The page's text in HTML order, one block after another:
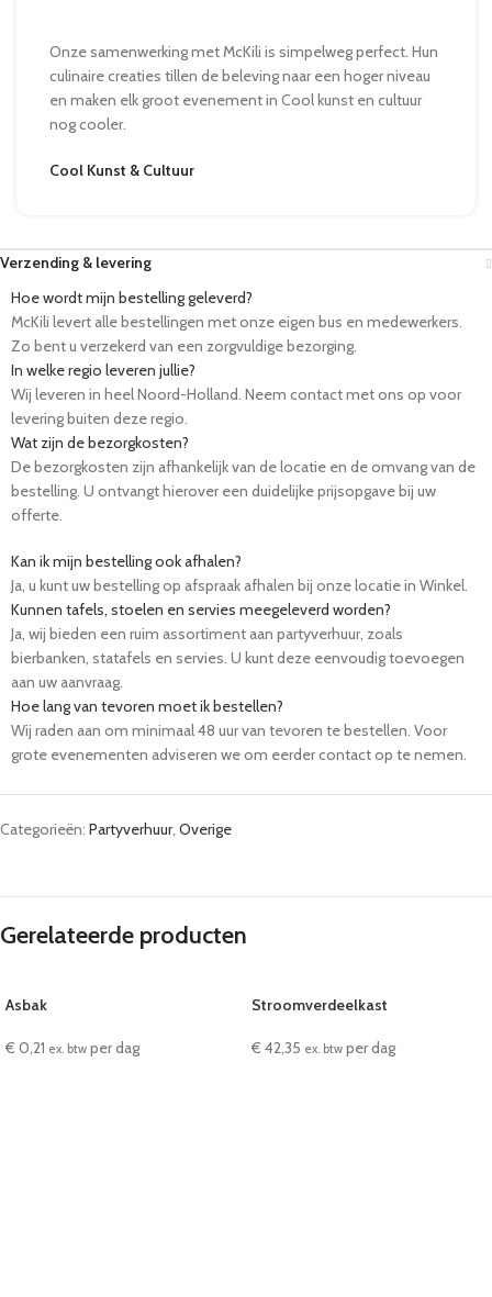
Onze samenwerking met McKili is simpelweg perfect. Hun
culinaire creaties tillen de beleving naar een hoger niveau
en maken elk groot evenement in Cool kunst en cultuur
nog cooler.
Cool Kunst & Cultuur
Verzending & levering
Hoe wordt mijn bestelling geleverd?
McKili levert alle bestellingen met onze eigen bus en medewerkers.
Zo bent u verzekerd van een zorgvuldige bezorging.
In welke regio leveren jullie?
Wij leveren in heel Noord-Holland. Neem contact met ons op voor
levering buiten deze regio.
Wat zijn de bezorgkosten?
De bezorgkosten zijn afhankelijk van de locatie en de omvang van de
bestelling. U ontvangt hierover een duidelijke prijsopgave bij uw
offerte.
Kan ik mijn bestelling ook afhalen?
Ja, u kunt uw bestelling op afspraak afhalen bij onze locatie in Winkel.
Kunnen tafels, stoelen en servies meegeleverd worden?
Ja, wij bieden een ruim assortiment aan partyverhuur, zoals
bierbanken, statafels en servies. U kunt deze eenvoudig toevoegen
aan uw aanvraag.
Hoe lang van tevoren moet ik bestellen?
Wij raden aan om minimaal 48 uur van tevoren te bestellen. Voor
grote evenementen adviseren we om eerder contact op te nemen.
Categorieën: Partyverhuur, Overige
Gerelateerde producten
Asbak
€ 0,21 ex. btw per dag
Stroomverdeelkast
€ 42,35 ex. btw per dag